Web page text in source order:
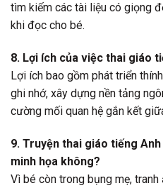
tìm kiếm các tài liệu có giọng
khi đọc cho bé.
8. Lợi ích của việc thai giáo
Lợi ích bao gồm phát triển
ghi nhớ, xây dựng nền tảng
cường mối quan hệ gắn kết
9. Truyện thai giáo tiếng
minh họa không?
Vì bé còn trong bụng mẹ,